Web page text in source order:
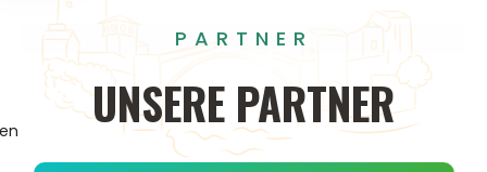
PARTNER
UNSERE PARTNER